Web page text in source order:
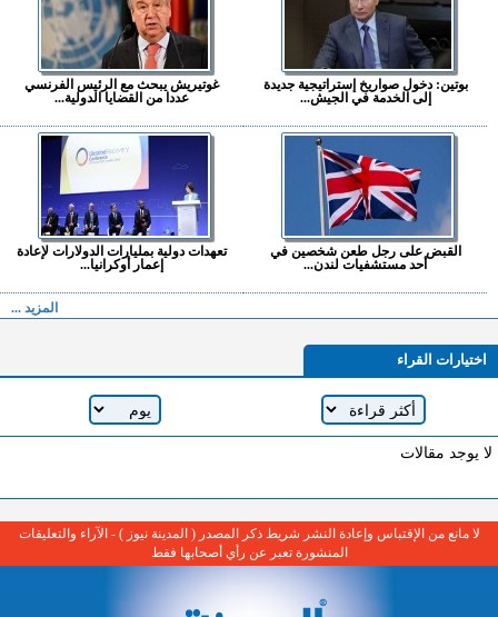
بوتين: دخول صواريخ إستراتيجية جديدة
إلى الخدمة في الجيش...
غوتيريش يبحث مع الرئيس الفرنسي
عددا من القضايا الدولية...
القبض على رجل طعن شخصين في
أحد مستشفيات لندن...
تعهدات دولية بمليارات الدولارات لإعادة
إعمار أوكرانيا...
المزيد ...
اختيارات القراء
لا يوجد مقالات
لا مانع من الإقتباس وإعادة النشر شريط ذكر المصدر ( المدينة نيوز ) - الآراء والتعليقات
المنشورة تعبر عن رأي أصحابها فقط